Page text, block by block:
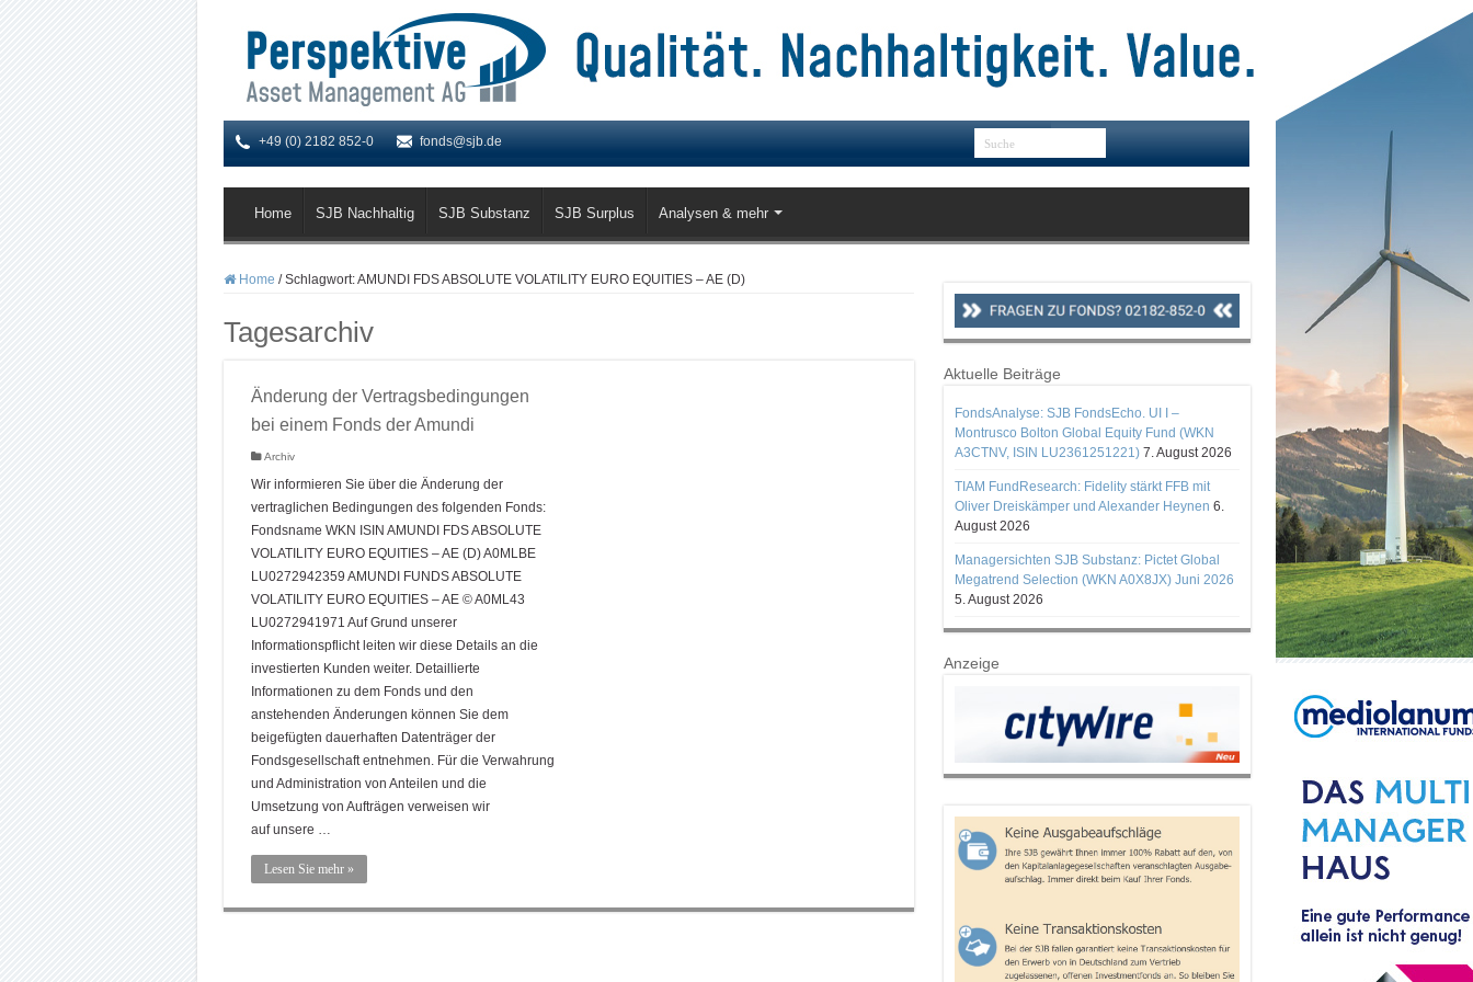
+49 (0) 2182 852-0 fonds@sjb.de
Home SJB Nachhaltig SJB Substanz SJB Surplus Analysen & mehr
Home / Schlagwort:AMUNDI FDS ABSOLUTE VOLATILITY EURO EQUITIES – AE (D)
Tagesarchiv
Änderung der Vertragsbedingungen
bei einem Fonds der Amundi
Archiv
Wir informieren Sie über die Änderung der
vertraglichen Bedingungen des folgenden Fonds:
Fondsname WKN ISIN AMUNDI FDS ABSOLUTE
VOLATILITY EURO EQUITIES – AE (D) A0MLBE
LU0272942359 AMUNDI FUNDS ABSOLUTE
VOLATILITY EURO EQUITIES – AE © A0ML43
LU0272941971 Auf Grund unserer
Informationspflicht leiten wir diese Details an die
investierten Kunden weiter. Detaillierte
Informationen zu dem Fonds und den
anstehenden Änderungen können Sie dem
beigefügten dauerhaften Datenträger der
Fondsgesellschaft entnehmen. Für die Verwahrung
und Administration von Anteilen und die
Umsetzung von Aufträgen verweisen wir
auf unsere …
Lesen Sie mehr »
Aktuelle Beiträge
FondsAnalyse: SJB FondsEcho. UI I –
Montrusco Bolton Global Equity Fund (WKN
A3CTNV, ISIN LU2361251221) 7. August 2026
TIAM FundResearch: Fidelity stärkt FFB mit
Oliver Dreiskämper und Alexander Heynen 6.
August 2026
Managersichten SJB Substanz: Pictet Global
Megatrend Selection (WKN A0X8JX) Juni 2026
5. August 2026
Anzeige